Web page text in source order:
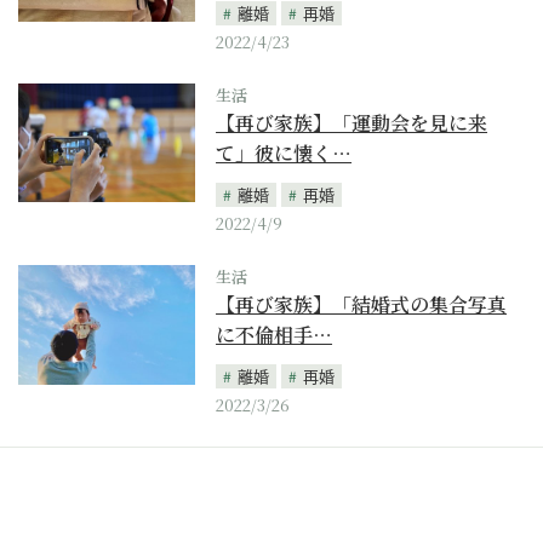
離婚
再婚
2022/4/23
生活
【再び家族】「運動会を見に来
て」彼に懐く…
離婚
再婚
2022/4/9
生活
【再び家族】「結婚式の集合写真
に不倫相手…
離婚
再婚
2022/3/26